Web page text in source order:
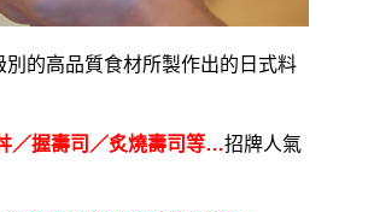
別的高品質食材所製作出的日式料
／握壽司／炙燒壽司等…招牌人氣